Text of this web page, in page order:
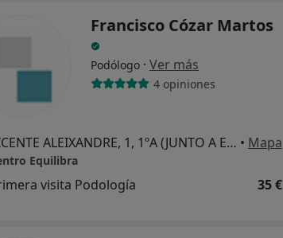
Francisco Cózar Martos
Podólogo · Ver más
4 opiniones
VICENTE ALEIXANDRE, 1, 1ºA (JUNTO A ESTACIÓN DE TREN DE ARROYO DE LA MIEL), Benalmádena • Mapa
Equilibra
visita Podología 35 €